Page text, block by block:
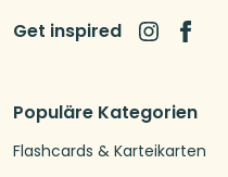
Populäre Kategorien
Flashcards & Karteikarten
Get inspired